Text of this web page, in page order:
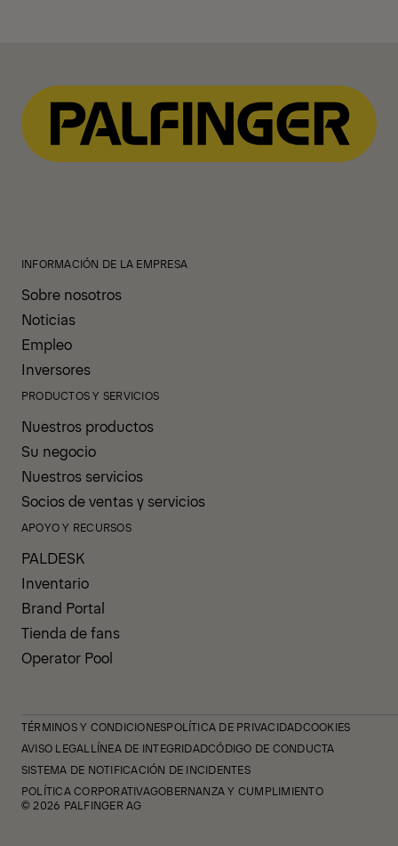
INFORMACIÓN DE LA EMPRESA
Sobre nosotros
Noticias
Empleo
Inversores
PRODUCTOS Y SERVICIOS
Nuestros productos
Su negocio
Nuestros servicios
Socios de ventas y servicios
APOYO Y RECURSOS
PALDESK
Inventario
Brand Portal
Tienda de fans
Operator Pool
TÉRMINOS Y CONDICIONESPOLÍTICA DE PRIVACIDADCOOKIES
AVISO LEGAL LÍNEA DE INTEGRIDADCÓDIGO DE CONDUCTA
SISTEMA DE NOTIFICACIÓN DE INCIDENTES
POLÍTICA CORPORATIVAGOBERNANZA Y CUMPLIMIENTO
© 2026 PALFINGER AG